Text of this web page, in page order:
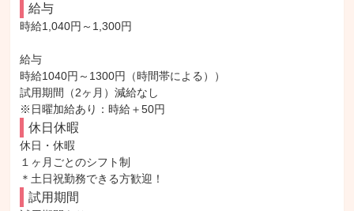
給与
時給1,040円～1,300円
給与
時給1040円～1300円（時間帯による））
試用期間（2ヶ月）減給なし
※日曜加給あり：時給＋50円
休日休暇
休日・休暇
１ヶ月ごとのシフト制
＊土日祝勤務できる方歓迎！
試用期間